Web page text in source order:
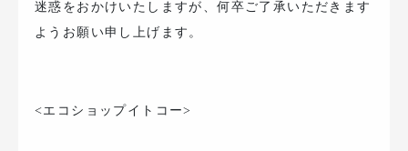
迷惑をおかけいたしますが、何卒ご了承いただきます
ようお願い申し上げます。
<エコショップイトコー>